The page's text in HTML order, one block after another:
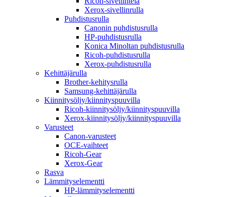
Xerox-sivellinrulla
Puhdistusrulla
Canonin puhdistusrulla
HP-puhdistusrulla
Konica Minoltan puhdistusrulla
Ricoh-puhdistusrulla
Xerox-puhdistusrulla
Kehittäjärulla
Brother-kehitysrulla
Samsung-kehittäjärulla
Kiinnitysöljy/kiinnityspuuvilla
Ricoh-kiinnitysöljy/kiinnityspuuvilla
Xerox-kiinnitysöljy/kiinnityspuuvilla
Varusteet
Canon-varusteet
OCE-vaihteet
Ricoh-Gear
Xerox-Gear
Rasva
Lämmityselementti
HP-lämmityselementti